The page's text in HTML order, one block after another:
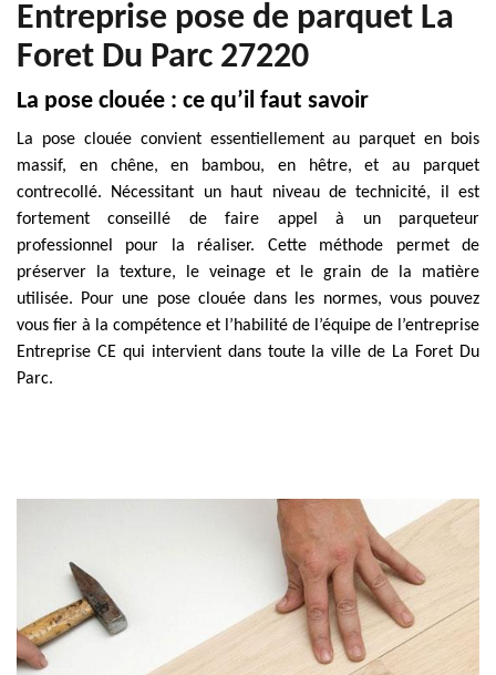
Entreprise pose de parquet La
Foret Du Parc 27220
La pose clouée : ce qu’il faut savoir
La pose clouée convient essentiellement au parquet en bois
massif, en chêne, en bambou, en hêtre, et au parquet
contrecollé. Nécessitant un haut niveau de technicité, il est
fortement conseillé de faire appel à un parqueteur
professionnel pour la réaliser. Cette méthode permet de
préserver la texture, le veinage et le grain de la matière
utilisée. Pour une pose clouée dans les normes, vous pouvez
vous fier à la compétence et l’habilité de l’équipe de l’entreprise
Entreprise CE qui intervient dans toute la ville de La Foret Du
Parc.